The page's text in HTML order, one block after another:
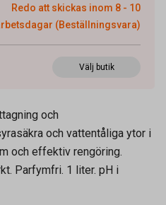
Redo att skickas inom 8 - 10
(Beställningsvara)
Välj butik
och
och vattentåliga ytor i
och effektiv rengöring.
Parfymfri. 1 liter. pH i
52070037